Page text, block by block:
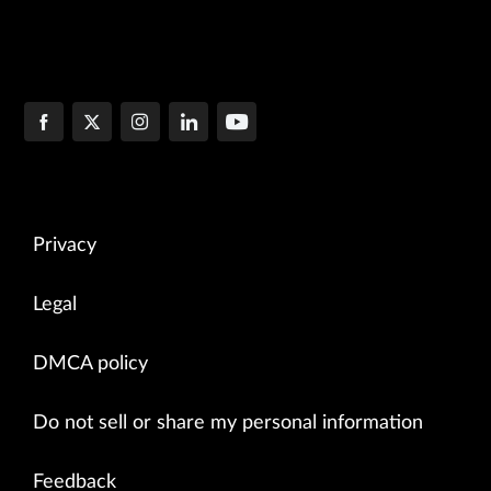
Privacy
Legal
DMCA policy
Do not sell or share my personal information
Feedback